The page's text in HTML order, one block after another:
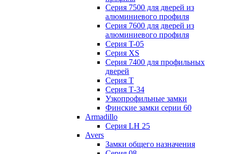
Серия 7500 для дверей из
алюминиевого профиля
Серия 7600 для дверей из
алюминиевого профиля
Серия T-05
Серия XS
Серия 7400 для профильных
дверей
Серия Т
Серия Т-34
Узкопрофильные замки
Финские замки серии 60
Armadillo
Серия LH 25
Avers
Замки общего назначения